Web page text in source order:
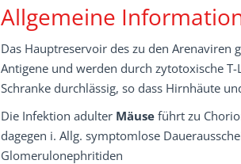
Allgemeine
Das Hauptreservoir des zu den Arenaviren
Antigene und werden durch zytotoxische
Schranke durchlässig, so dass Hirnhäute
Die Infektion adulter Mäuse führt zu
dagegen i. Allg. symptomlose
Glomerulonephritiden